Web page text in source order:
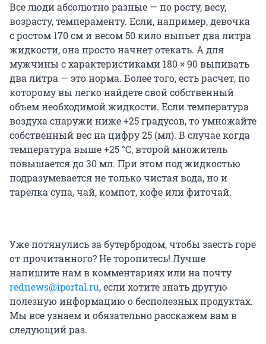
Все люди абсолютно разные — по росту, весу,
возрасту, темпераменту. Если, например, девочка
с ростом 170 см и весом 50 кило выпьет два литра
жидкости, она просто начнет отекать. А для
мужчины с характеристиками 180 × 90 выпивать
два литра — это норма. Более того, есть расчет, по
которому вы легко найдете свой собственный
объем необходимой жидкости. Если температура
воздуха снаружи ниже +25 градусов, то умножайте
собственный вес на цифру 25 (мл). В случае когда
температура выше +25 °С, второй множитель
повышается до 30 мл. При этом под жидкостью
подразумевается не только чистая вода, но и
тарелка супа, чай, компот, кофе или фиточай.
Уже потянулись за бутербродом, чтобы заесть горе
от прочитанного? Не торопитесь! Лучше
напишите нам в комментариях или на почту
rednews@iportal.ru, если хотите знать другую
полезную информацию о бесполезных продуктах.
Мы все узнаем и обязательно расскажем вам в
следующий раз.